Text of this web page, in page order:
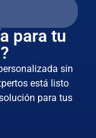
para tu
sin
está listo
para tus